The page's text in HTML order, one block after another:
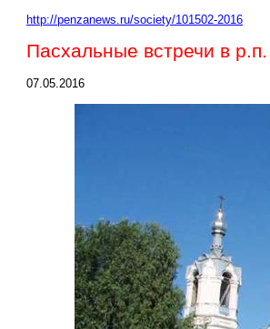
http://penzanews.ru/society/101502-2016
Пасхальные встречи в
07.05.2016